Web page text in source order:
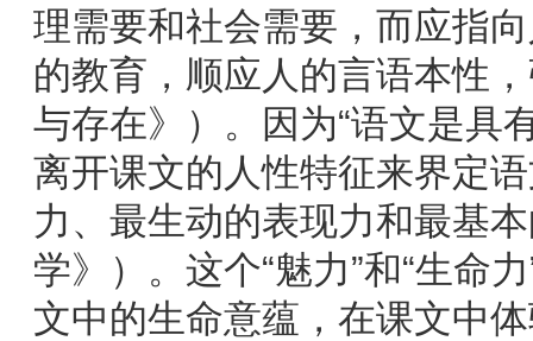
理需要和社会需要，而应指
的教育，顺应人的言语本性
与存在》）。因为“语文是具
离开课文的人性特征来界定
力、最生动的表现力和最基
学》）。这个“魅力”和“生命
文中的生命意蕴，在课文中